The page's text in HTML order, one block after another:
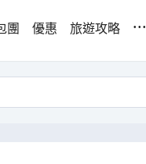
團 優惠 旅遊攻略 ...